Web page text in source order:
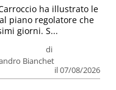
di
Bianchet
il 07/08/2026
ha illustrato le
piano regolatore che
giorni. S...